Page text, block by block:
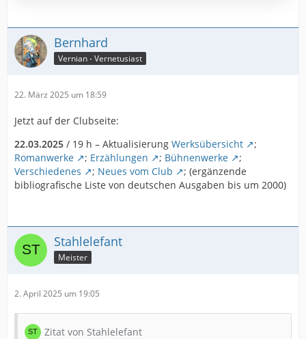
Bernhard
Vernian - Vernetusiast
22. März 2025 um 18:59
Jetzt auf der Clubseite:
22.03.2025 / 19 h – Aktualisierung Werksübersicht
;
Romanwerke
; Erzählungen ; Bühnenwerke
;
Verschiedenes
; Neues vom Club
; (ergänzende
bibliografische Liste von deutschen Ausgaben bis um 2000)
Stahlelefant
Meister
2. April 2025 um 19:05
Zitat von Stahlelefant